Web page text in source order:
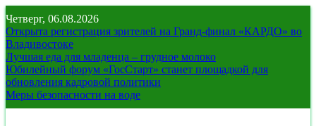
Перейти
к
содержимому
Четверг, 06.08.2026
Открыта регистрация зрителей на Гранд-финал «КАРДО» во
Владивостоке
Лучшая еда для младенца – грудное молоко
Юбилейный форум «ГосСтарт» станет площадкой для
обновления кадровой политики
Меры безопасности на воде